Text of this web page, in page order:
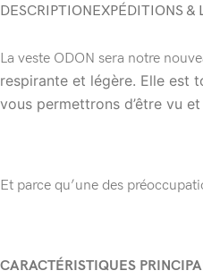
DESCRIPTIONEXPÉDITIONS &
La veste ODON sera notre
respirante et légère. Elle est
vous permettrons d’être vu
Et parce qu’une des
CARACTÉRISTIQUES